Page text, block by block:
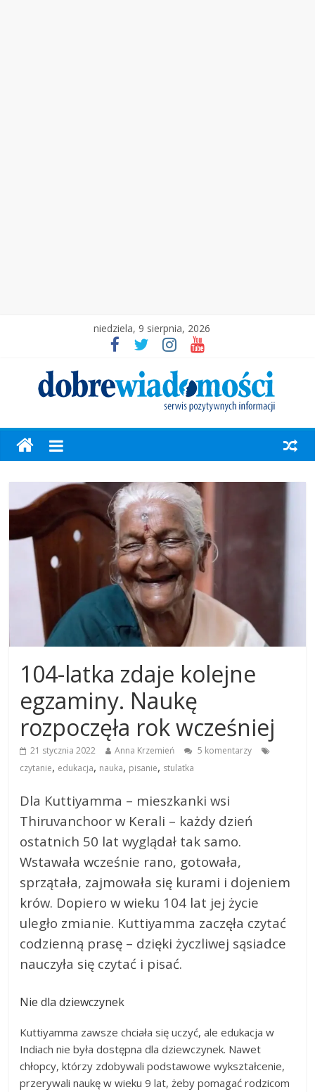
niedziela, 9 sierpnia, 2026
104-latka zdaje kolejne
egzaminy. Naukę
rozpoczęła rok wcześniej
21 stycznia 2022 Anna Krzemień
5 komentarzy
czytanie, edukacja, nauka, pisanie, stulatka
Dla Kuttiyamma – mieszkanki wsi
Thiruvanchoor w Kerali – każdy dzień
ostatnich 50 lat wyglądał tak samo.
Wstawała wcześnie rano, gotowała,
sprzątała, zajmowała się kurami i dojeniem
krów. Dopiero w wieku 104 lat jej życie
uległo zmianie. Kuttiyamma zaczęła czytać
codzienną prasę – dzięki życzliwej sąsiadce
nauczyła się czytać i pisać.
Nie dla dziewczynek
Kuttiyamma zawsze chciała się uczyć, ale edukacja w
Indiach nie była dostępna dla dziewczynek. Nawet
chłopcy, którzy zdobywali podstawowe wykształcenie,
przerywali naukę w wieku 9 lat, żeby pomagać rodzicom